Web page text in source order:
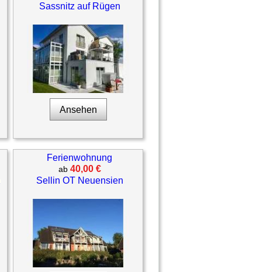
Sassnitz auf Rügen
Ansehen
Ferienwohnung
ab 40,00 €
Sellin OT Neuensien